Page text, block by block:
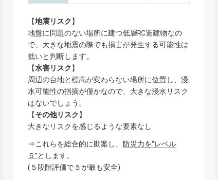
【地震リスク 】
地盤に問題のない場所に建つ低層RC造建物なの
で、大きな地震の際でも損害が発生する可能性は
低いと判断します。
【水害リスク 】
周辺の台地と標高が変わらない場所に位置し、浸
水可能性の指摘が僅かなので、大きな浸水リスク
はないでしょう。
【その他リスク 】
大きなリスクを感じるような要素なし
⇒これらを総合的に勘案し、 防災力を“レベル
５”とします。
(５段階評価で５が最も安全)